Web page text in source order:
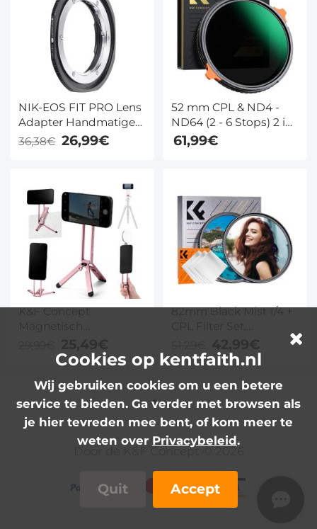
NIK-EOS FIT PRO Lens
Adapter Handmatige
Focus Compatible
voor Canon EF/EF-S
Camera Serie Camera
Lichaam
36,38€ 26,99€
52 mm CPL & ND4 -
ND64 (2 - 6 Stops) 2 in
1 Variabel ND Filter En
Antireflecterende
Groene Film Twee
Oranje Hendels
Geïmporteerde Witte
Stof Nano Xcel Serie
61,99€
K&F Concept
Sterke MagSafe Mini
Aluminiumlegering
Zak Selfie Stick
Compatibel met
iPhone 17 16 15 14 13 12
Serie (Roze)
82mm Black Mist 1/4 +
Dromerig Cinematisch
Effect Mist CPL
Meerlaagse Coatings
Nano-Klear Serie
Door de K&F Concept © 2026
Cookies op kentfaith.nl
Wij gebruiken cookies om u een betere
service te bieden. Ga verder met browsen als
je hier tevreden mee bent, of kom meer te
weten over Privacybeleid.
Quit Accept